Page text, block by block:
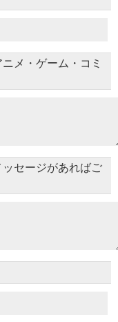
メ・ゲーム・コミ
セージがあればご